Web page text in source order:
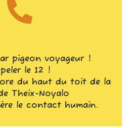
pigeon voyageur !
le 12 !
du haut du toit de la
Theix-Noyalo
le contact humain.